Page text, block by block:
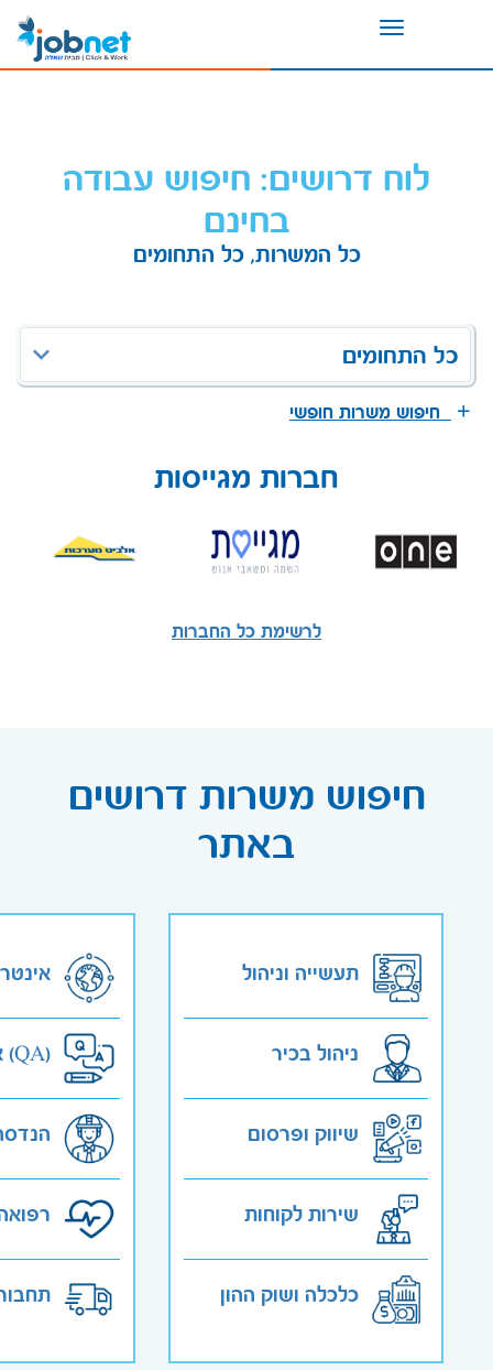
Toggle
לוח דרושים: חיפוש עבודה
בחינם
כל המשרות, כל התחומים
כל התחומים
חיפוש משרות חופשי
חברות מגייסות
לרשימת כל החברות
חיפוש משרות דרושים
באתר
תעשייה וניהול
ניהול בכיר
שיווק ופרסום
שירות לקוחות
כלכלה ושוק ההון
אבטחת איכות (QA)